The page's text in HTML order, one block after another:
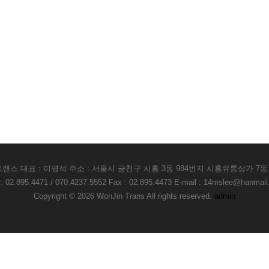
랜스 대표 : 이명석 주소 : 서울시 금천구 시흥 3동 984번지 시흥유통상가 7동
02.895.4471 / 070.4237.5552 Fax : 02.895.4473 E-mail :
Copyright © 2026 WonJin Trans All rights reserved. admin